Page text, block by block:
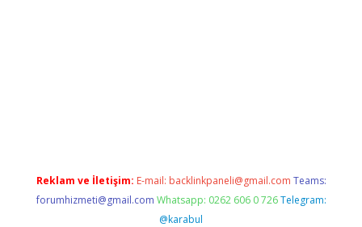
Reklam ve İletişim: E-mail: backlinkpaneli@gmail.com Teams:
forumhizmeti@gmail.com Whatsapp: 0262 606 0 726 Telegram:
@karabul